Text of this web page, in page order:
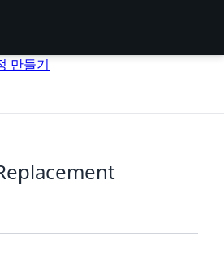
만들기